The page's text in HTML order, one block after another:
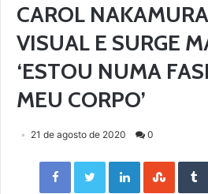
CAROL
VISUAL E SURGE
‘ESTOU NUMA
MEU CORPO’
21 de agosto de 2020 0
Facebook Twitter LinkedIn StumbleUpon